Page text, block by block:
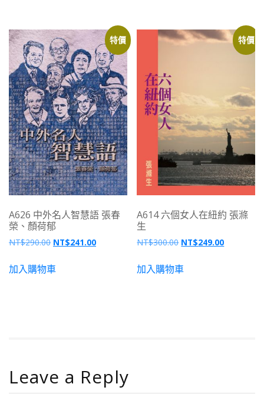
特價
A626 中外名人智慧語 張春
榮、顏荷郁
NT$290.00 NT$241.00
加入購物車
特價
A614 六個女人在紐約 張滌
生
NT$300.00 NT$249.00
加入購物車
Leave a Reply